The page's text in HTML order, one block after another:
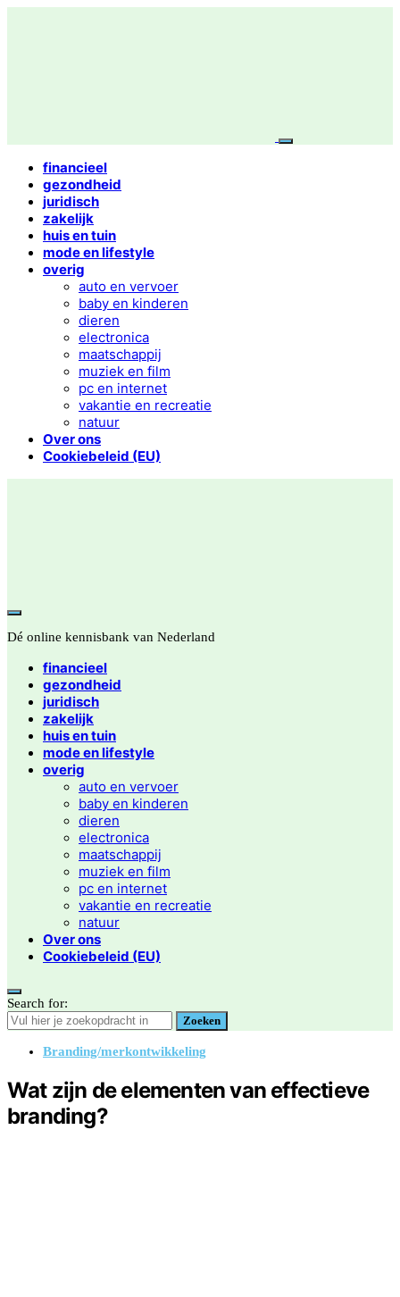
financieel
gezondheid
juridisch
zakelijk
huis en tuin
mode en lifestyle
overig
auto en vervoer
baby en kinderen
dieren
electronica
maatschappij
muziek en film
pc en internet
vakantie en recreatie
natuur
Over ons
Cookiebeleid (EU)
Dé online kennisbank van Nederland
financieel
gezondheid
juridisch
zakelijk
huis en tuin
mode en lifestyle
overig
auto en vervoer
baby en kinderen
dieren
electronica
maatschappij
muziek en film
pc en internet
vakantie en recreatie
natuur
Over ons
Cookiebeleid (EU)
Search for:
Zoeken
Branding/merkontwikkeling
Wat zijn de elementen van effectieve
branding?